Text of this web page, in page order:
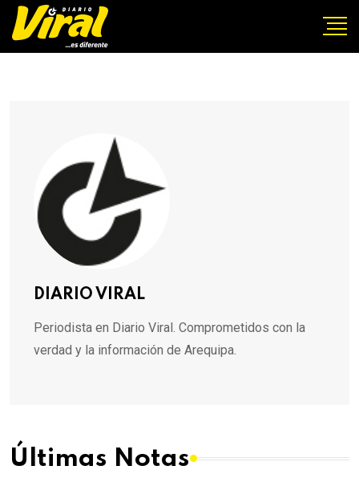
DIARIO VIRAL
Periodista en Diario Viral. Comprometidos con la
verdad y la información de Arequipa.
Últimas Notas